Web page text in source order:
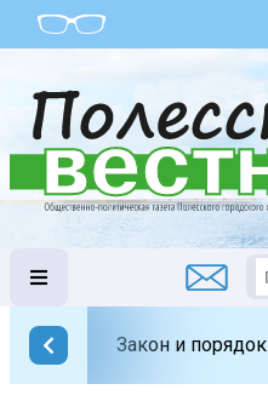
Закон и порядок